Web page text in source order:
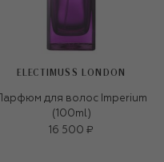
ELECTIMUSS LONDON
Парфюм для волос Imperium
(100ml)
16 500 ₽